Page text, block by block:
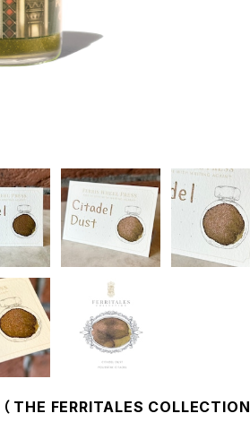
（ THE FERRITALES COLLECTION